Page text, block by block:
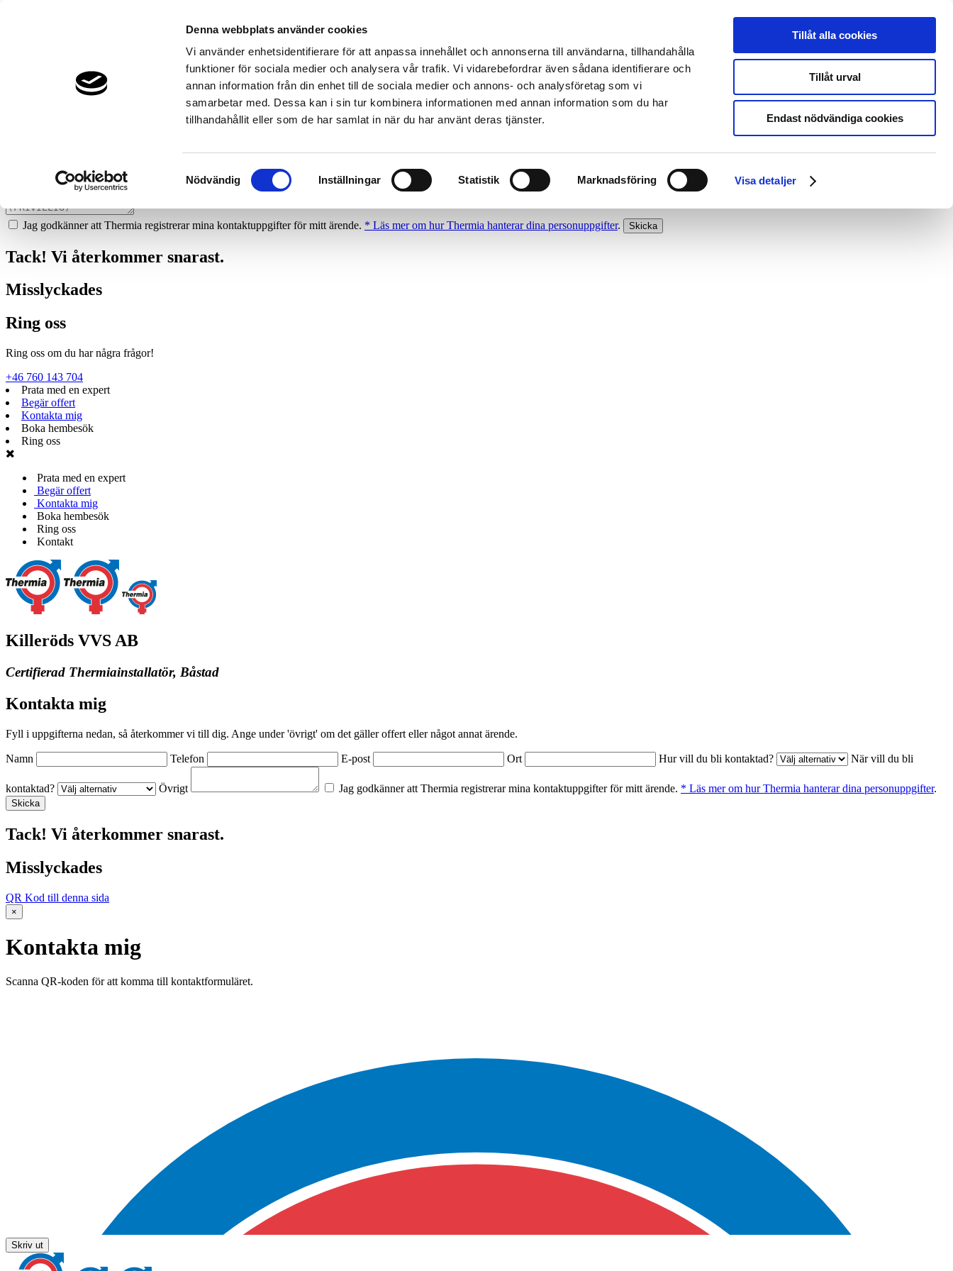
Denna webbplats använder cookies
Vi använder enhetsidentifierare för att anpassa innehållet och annonserna till användarna, tillhandahålla
funktioner för sociala medier och analysera vår trafik. Vi vidarebefordrar även sådana identifierare och
annan information från din enhet till de sociala medier och annons- och analysföretag som vi
samarbetar med. Dessa kan i sin tur kombinera informationen med annan information som du har
tillhandahållit eller som de har samlat in när du har använt deras tjänster.
Samtyckesval
Nödvändig Inställningar Statistik Marknadsföring Visa detaljer
Tillåt alla cookies
Tillåt urval
Endast nödvändiga cookies
Vi ger dig gärna goda råd - helt kostnadsfritt.
+46 760 143 704
Vi hjälper dig att räkna ut mycket du kan spara med en värmepump!
Jag godkänner att Thermia registrerar mina kontaktuppgifter för mitt ärende. * Läs mer om hur Thermia hanterar dina personuppgifter.
Tack! Vi återkommer snarast.
Misslyckades
Ring oss
Ring oss om du har några frågor!
+46 760 143 704
Prata med en expert
Begär offert
Kontakta mig
Boka hembesök
Ring oss
Prata med en expert
Begär offert
Kontakta mig
Boka hembesök
Ring oss
Kontakt
Killeröds VVS AB
Certifierad Thermiainstallatör, Båstad
Kontakta mig
Fyll i uppgifterna nedan, så återkommer vi till dig. Ange under 'övrigt' om det gäller offert eller något annat ärende.
Namn Telefon E-post Ort Hur vill du bli kontaktad? När vill du bli
kontaktad? Övrigt Jag godkänner att Thermia registrerar mina kontaktuppgifter för mitt ärende. * Läs mer om hur Thermia hanterar dina personuppgifter.
Tack! Vi återkommer snarast.
Misslyckades
QR Kod till denna sida
×
Kontakta mig
Scanna QR-koden för att komma till kontaktformuläret.
Skriv ut